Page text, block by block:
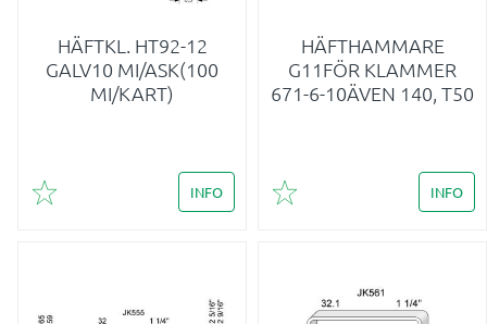
HÄFTKL. HT92-12
GALV10 MI/ASK(100
MI/KART)
Lägg till i favoriter
INFO
HÄFTHAMMARE
G11FÖR KLAMMER
671-6-10ÄVEN 140, T50
Lägg till i favoriter
INFO